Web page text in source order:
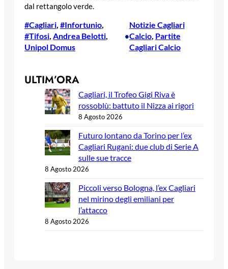
dal rettangolo verde.
#Cagliari, #Infortunio
#Tifosi, Andrea Belotti
Unipol Domus
•
Notizie Cagliari
Calcio, Partite
Cagliari Calcio
ULTIM’ORA
Cagliari, il Trofeo Gigi Riva è
rossoblù: battuto il Nizza ai rigori
8 Agosto 2026
Futuro lontano da Torino per l’ex
Cagliari Rugani: due club di Serie A
sulle sue tracce
8 Agosto 2026
Piccoli verso Bologna, l’ex Cagliari
nel mirino degli emiliani per
l’attacco
8 Agosto 2026